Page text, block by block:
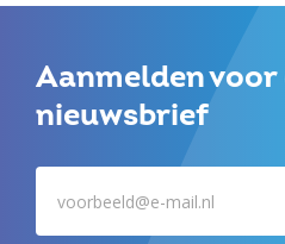
Aanmelden voor
nieuwsbrief